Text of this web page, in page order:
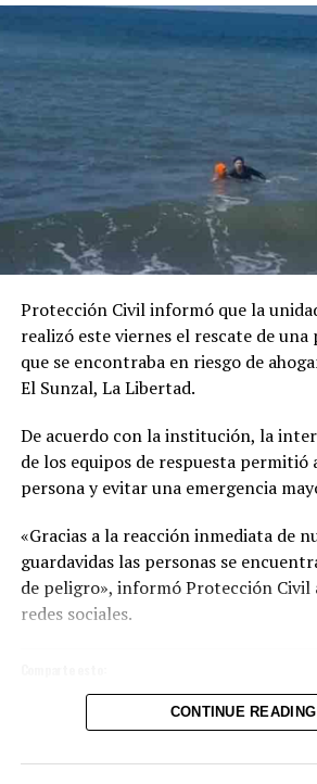
Los profesionales de la Procuraduría
República brindaron atención en
cumpliendo con el mandato de
salvadoreños que necesiten una
Protección Civil informó que la
realizó este viernes el rescate de
que se encontraba en riesgo de
El Sunzal, La Libertad.
De acuerdo con la institución, la
de los equipos de respuesta permitió
persona y evitar una emergencia
«Gracias a la reacción inmediata de
guardavidas las personas se
de peligro», informó Protección Civil
redes sociales.
X
CONTINUE READING